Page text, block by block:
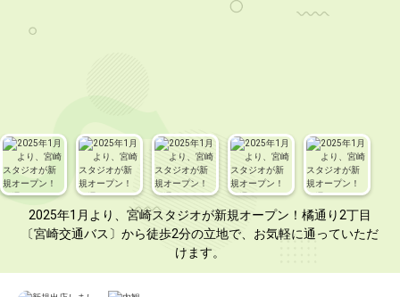
2025年1月より、宮崎スタジオが新規オープン！橘通り2丁目
〔宮崎交通バス〕から徒歩2分の立地で、お気軽に通っていただ
けます。